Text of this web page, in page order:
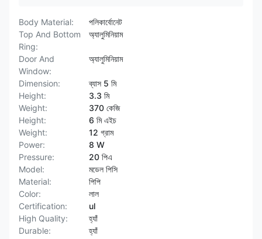
Body Material:
পলিকার্বোনেট
Top And Bottom
Ring:
অ্যালুমিনিয়াম
Door And
Window:
অ্যালুমিনিয়াম
Dimension:
ব্যাস 5 মি
Height:
3.3 মি
Weight:
370 কেজি
Height:
6 মি এইচ
Weight:
12 গ্রাম
Power:
8 W
Pressure:
20 পিএ
Model:
মডেল পিসি
Material:
পিপি
Color:
লাল
Certification:
ul
High Quality:
হ্যাঁ
Durable:
হ্যাঁ